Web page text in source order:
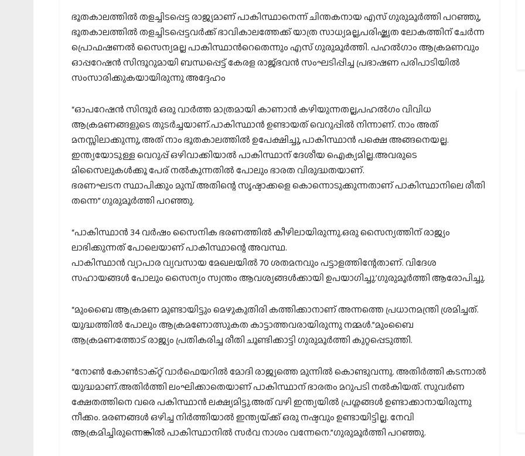
ഭൂതകാലത്തിൽ തളച്ചിടപ്പെട്ട രാജ്യമാണ് പാകിസ്ഥാനെന്ന് ചിന്തകനായ എസ് ഗുരുമൂർത്തി പറഞ്ഞു,
ഭൂതകാലത്തിൽ തളച്ചിടപ്പെട്ടവർക്ക് ഭാവികാലത്തേക്ക് യാത്ര സാധ്യമല്ല,പരിഷ്കൃത ലോകത്തിന് ചേർന്ന
പ്രൊഫഷണൽ സൈന്യമല്ല പാകിസ്ഥാന്‍റെതെന്നും എസ് ഗുരുമൂർത്തി. പഹൽഗാം ആക്രമണവും
ഓപ്പറേഷൻ സിന്ദൂറുമായി ബന്ധപ്പെട്ട് കേരള രാജ്ഭവൻ സംഘടിപ്പിച്ച പ്രഭാഷണ പരിപാടിയിൽ
സംസാരിക്കുകയായിരുന്നു അദ്ദേഹം
“ഓപറേഷൻ സിന്ദൂർ ഒരു വാർത്ത മാത്രമായി കാണാൻ കഴിയുന്നതല്ല,പഹൽഗം വിവിധ
ആക്രമണങ്ങളുടെ തുടർച്ചയാണ്.പാകിസ്ഥാൻ ഉണ്ടായത് വെറുപ്പിൽ നിന്നാണ്. നാം അത്
മനസ്സിലാക്കുന്നു, അത് നാം ഭൂതകാലത്തിൽ ഉപേക്ഷിച്ചു, പാകിസ്ഥാൻ പക്ഷെ അങ്ങനെയല്ല.
ഇന്ത്യയോടുള്ള വെറുപ്പ് ഒഴിവാക്കിയാൽ പാകിസ്ഥാന് ദേശീയ ഐക്യമില്ല.അവരുടെ
മിസൈലുകൾക്കൂ പേര് നൽകുന്നതിൽ പോലും ഭാരത വിരുദ്ധതയാണ്.
ഭരണഘടന സ്ഥാപിക്കും മുമ്പ് അതിന്റെ സൃഷ്ടാക്കളെ കൊന്നൊടുക്കുന്നതാണ് പാകിസ്ഥാനിലെ രീതി
തന്നെ” ഗുരുമൂർത്തി പറഞ്ഞു.
“പാകിസ്ഥാൻ 34 വർഷം സൈനിക ഭരണത്തിൽ കീഴിലായിരുന്നു.ഒരു സൈന്യത്തിന് രാജ്യം
ലാഭിക്കുന്നത് പോലെയാണ് പാകിസ്ഥാന്റെ അവസ്ഥ.
പാകിസ്ഥാൻ വ്യാപാര വ്യവസായ മേഖലയിൽ 70 ശതമനവും പട്ടാളത്തിന്റേതാണ്. വിദേശ
സഹായങ്ങൾ പോലും സൈന്യം സ്വന്തം ആവശ്യങ്ങൾക്കായി ഉപയാഗിച്ചു.’ഗുരുമൂർത്തി ആരോപിച്ചു.
“മുംബൈ ആക്രമണ മുണ്ടായിട്ടും മെഴുകുതിരി കത്തിക്കാനാണ് അന്നത്തെ പ്രധാനമന്ത്രി ശ്രമിച്ചത്.
യുദ്ധത്തിൽ പോലും ആക്രമണോത്സുകത കാട്ടാത്തവരായിരുന്നു നമ്മൾ.”മുംബൈ
ആക്രമണത്തോട് രാജ്യം പ്രതികരിച്ച രീതി ചൂണ്ടിക്കാട്ടി ഗുരുമൂർത്തി കുറ്റപ്പെടുത്തി.
“നോൺ കോൺടാക്റ്റ് വാർഫെയറിൽ മോദി രാജ്യത്തെ മുന്നിൽ കൊണ്ടുവന്നു. അതിർത്തി കടന്നാൽ
യുദ്ധമാണ്.അതിർത്തി ലംഘിക്കാതെയാണ് പാകിസ്ഥാന് ഭാരതം മറുപടി നൽകിയത്. സുവർണ
ക്ഷേതത്തിനെ വരെ പകിസ്ഥാൻ ലക്ഷ്യമിട്ടു.അത് വഴി ഇന്ത്യയിൽ പ്രശ്നങ്ങൾ ഉണ്ടാക്കാനായിരുന്നു
നീക്കം. മരണങ്ങൾ ഒഴിച്ച നിർത്തിയാൽ ഇന്ത്യയ്‌ക്ക് ഒരു നഷ്ടവും ഉണ്ടായിട്ടില്ല. നേവി
ആക്രമിച്ചിരുന്നെങ്കിൽ പാകിസ്ഥാനിൽ സർവ നാശം വന്നേനെ.”ഗുരുമൂർത്തി പറഞ്ഞു.